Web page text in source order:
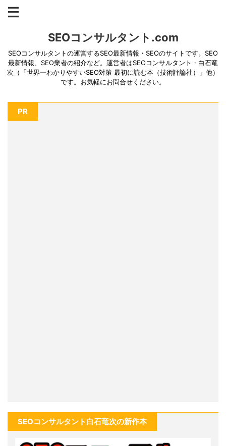
SEOコンサルタント.com
SEOコンサルタントの運営するSEO最新情報・SEOのサイトです。SEO
最新情報、SEO業者の紹介など。運営者はSEOコンサルタント・白石竜
次（「世界一わかりやすいSEO対策 最初に読む本（技術評論社）」他）
です。お気軽にお問合せください。
PR
SEOコンサルタント白石竜次の新作本